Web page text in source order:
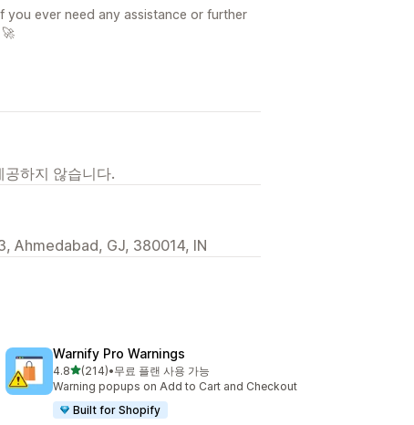
ever need any assistance or further
하지 않습니다.
Ahmedabad, GJ, 380014, IN
Warnify Pro Warnings
4.8별 5개 중
(214)
총 리뷰 214개
•무료 플랜 사용 가능
Warning popups on Add to Cart and Checkout
Built for Shopify